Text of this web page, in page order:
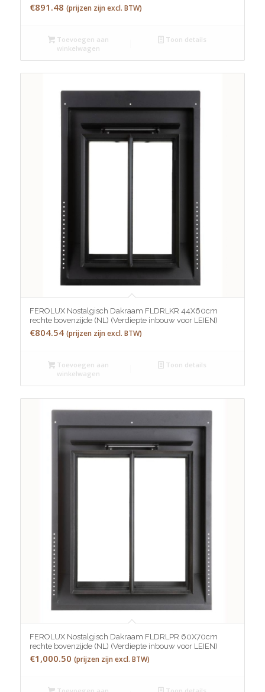
€891.48 (prijzen zijn excl. BTW)
Toevoegen aan
winkelwagen
Toon details
FEROLUX Nostalgisch Dakraam FLDRLKR 44X60cm
rechte bovenzijde (NL) (Verdiepte inbouw voor LEIEN)
€804.54 (prijzen zijn excl. BTW)
Toevoegen aan
winkelwagen
Toon details
FEROLUX Nostalgisch Dakraam FLDRLPR 60X70cm
rechte bovenzijde (NL) (Verdiepte inbouw voor LEIEN)
€1,000.50 (prijzen zijn excl. BTW)